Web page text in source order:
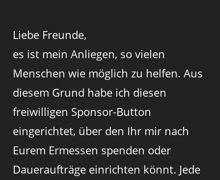
Liebe Freunde,
es ist mein Anliegen, so vielen
Menschen wie möglich zu helfen. Aus
diesem Grund habe ich diesen
freiwilligen Sponsor-Button
eingerichtet, über den Ihr mir nach
Eurem Ermessen spenden oder
Daueraufträge einrichten könnt. Jede